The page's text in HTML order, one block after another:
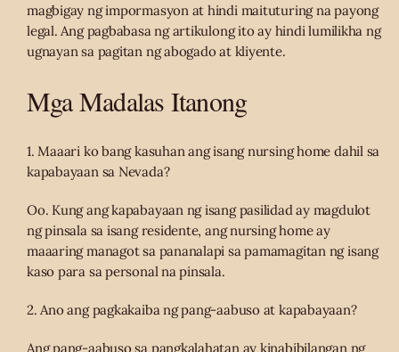
magbigay ng impormasyon at hindi maituturing na payong
legal. Ang pagbabasa ng artikulong ito ay hindi lumilikha ng
ugnayan sa pagitan ng abogado at kliyente.
Mga Madalas Itanong
1. Maaari ko bang kasuhan ang isang nursing home dahil sa
kapabayaan sa Nevada?
Oo. Kung ang kapabayaan ng isang pasilidad ay magdulot
ng pinsala sa isang residente, ang nursing home ay
maaaring managot sa pananalapi sa pamamagitan ng isang
kaso para sa personal na pinsala.
2. Ano ang pagkakaiba ng pang-aabuso at kapabayaan?
Ang pang-aabuso sa pangkalahatan ay kinabibilangan ng